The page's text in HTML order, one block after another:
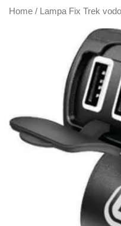
Home / Lampa Fix Trek